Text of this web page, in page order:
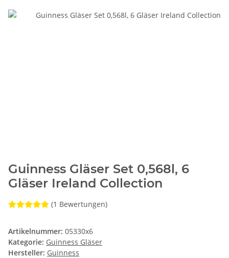
Guinness Gläser Set 0,568l, 6
Gläser Ireland Collection
(1 Bewertungen)
Artikelnummer: 05330x6
Kategorie: Guinness Gläser
Hersteller: Guinness